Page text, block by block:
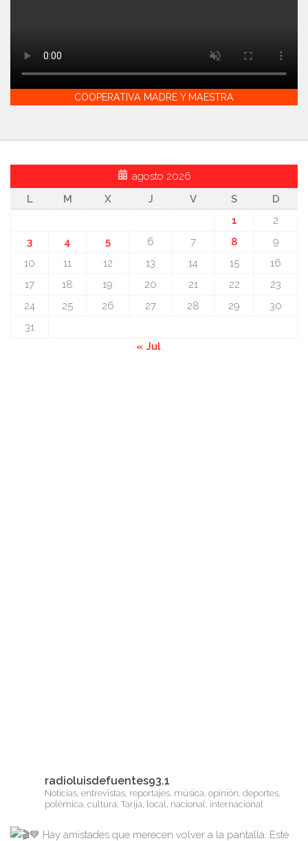
COOPERATIVA MADRE Y MAESTRA
agosto 2026
L
M X J V S
D
1
2
3
4 5 6 7 8
9
10
11 12 13 14 15
16
17
18 19 20 21 22
23
24
25 26 27 28 29
30
31
« Jul
radioluisdefuentes93.1
Noticias, entrevistas, reportajes, música, opinión, deportes,
polémica, cultura, Tarija, local, nacional, internacional